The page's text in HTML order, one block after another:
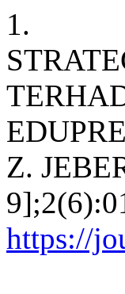
1.
Z.
https://